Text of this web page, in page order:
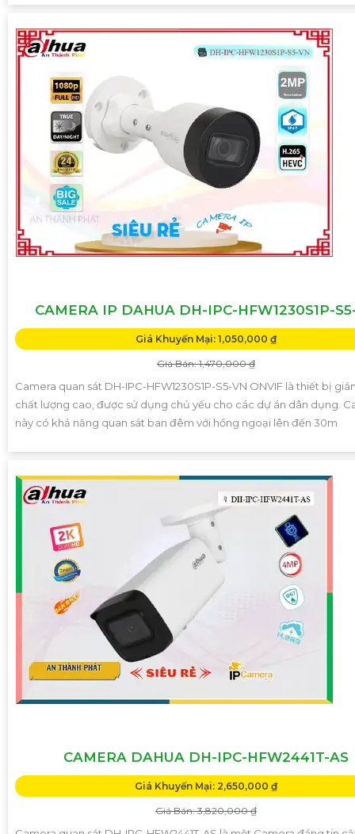
CAMERA IP DAHUA DH-IPC-HFW1230S1P-
Giá Khuyến Mại: 1,050,000 ₫
Giá Bán: 1,470,000 ₫
Camera quan sát DH-IPC-HFW1230S1P-S5-VN ONVIF là thiết bị
chất lượng cao, được sử dụng chủ yếu cho các dự án dân dụng.
này có khả năng quan sát ban đêm với hồng ngoại lên đến 30m
CAMERA DAHUA DH-IPC-HFW2441T-AS
Giá Khuyến Mại: 2,650,000 ₫
Giá Bán: 3,820,000 ₫